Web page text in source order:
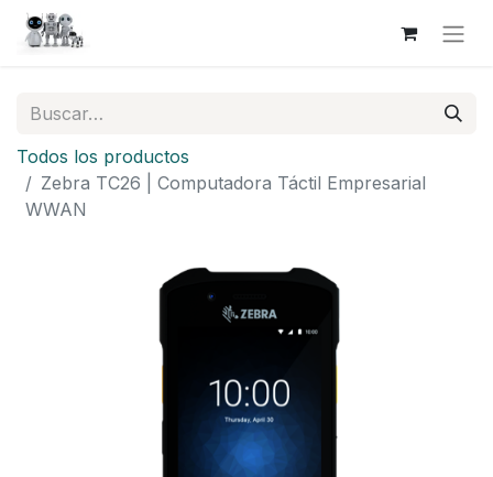
Todos los productos
Zebra TC26 | Computadora Táctil Empresarial
WWAN